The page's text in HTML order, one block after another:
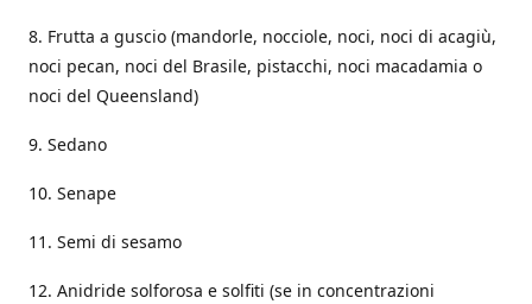
8. Frutta a guscio (mandorle, nocciole, noci, noci di acagiù,
noci pecan, noci del Brasile, pistacchi, noci macadamia o
noci del Queensland)
9. Sedano
10. Senape
11. Semi di sesamo
12. Anidride solforosa e solfiti (se in concentrazioni